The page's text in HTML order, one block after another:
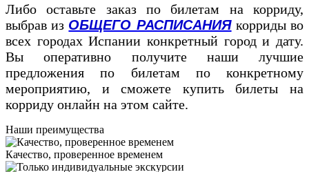
Либо оставьте заказ по билетам на корриду,
выбрав из ОБЩЕГО РАСПИСАНИЯкорриды во
всех городах Испании конкретный город и дату.
Вы оперативно получите наши лучшие
предложения по билетам по конкретному
мероприятию, и сможете купить билеты на
корриду онлайн на этом сайте.
Наши преимущества
Качество, проверенное временем